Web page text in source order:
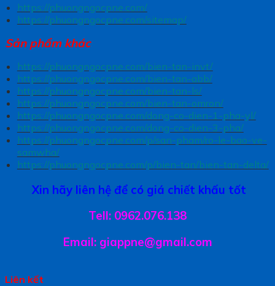
https://phuongngocpne.com/
https://phuongngocpne.com/sitemap/
Sản phẩm khác
https://phuongngocpne.com/bien-tan-invt/
https://phuongngocpne.com/bien-tan-abb/
https://phuongngocpne.com/bien-tan-ls/
https://phuongngocpne.com/bien-tan-omron/
https://phuongngocpne.com/dong-co-dien-1-pha-yl/
https://phuongngocpne.com/dong-co-dien-3-pha/
https://phuongngocpne.com/p/san-pham/ro-le-bao-ve-
samwha/
https://phuongngocpne.com/p/bien-tan/bien-tan-delta/
Xin hãy liên hệ để có giá chiết khấu tốt
Tell: 0962.076.138
Email: giappne@gmail.com
Liên kết